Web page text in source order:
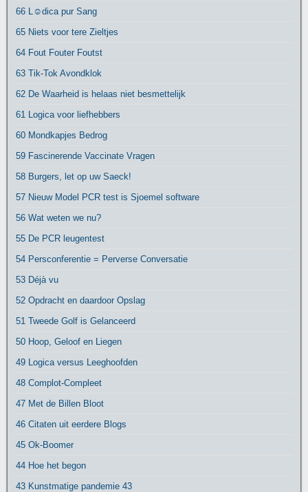
66 L☺dica pur Sang
65 Niets voor tere Zieltjes
64 Fout Fouter Foutst
63 Tik-Tok Avondklok
62 De Waarheid is helaas niet besmettelijk
61 Logica voor liefhebbers
60 Mondkapjes Bedrog
59 Fascinerende Vaccinate Vragen
58 Burgers, let op uw Saeck!
57 Nieuw Model PCR test is Sjoemel software
56 Wat weten we nu?
55 De PCR leugentest
54 Persconferentie = Perverse Conversatie
53 Déjà vu
52 Opdracht en daardoor Opslag
51 Tweede Golf is Gelanceerd
50 Hoop, Geloof en Liegen
49 Logica versus Leeghoofden
48 Complot-Compleet
47 Met de Billen Bloot
46 Citaten uit eerdere Blogs
45 Ok-Boomer
44 Hoe het begon
43 Kunstmatige pandemie 43